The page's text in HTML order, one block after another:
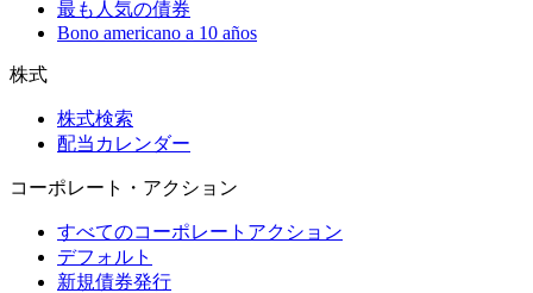
最も人気の債券
Bono americano a 10 años
株式
株式検索
配当カレンダー
コーポレート・アクション
すべてのコーポレートアクション
デフォルト
新規債券発行